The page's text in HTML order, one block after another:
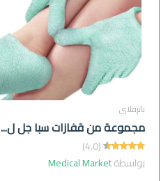
باترفلاي
مجموعة من قفازات سبا جل ل...
(4.0)
بواسطةMedical Market